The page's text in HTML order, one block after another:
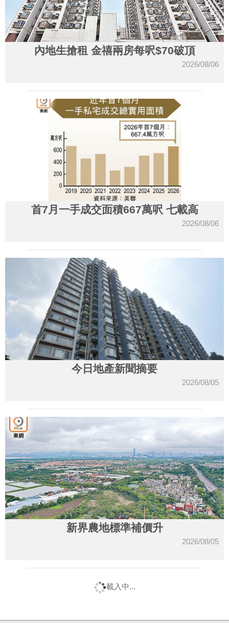
內地生搶租 金禧兩房每呎$70破頂
2026/08/06
首7月一手成交面積667萬呎 七載高
2026/08/06
今日地產新聞摘要
2026/08/05
新界農地標準補價升
2026/08/05
載入中...